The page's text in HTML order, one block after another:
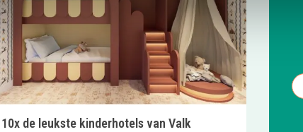
10x de leukste kinderhotels van Valk